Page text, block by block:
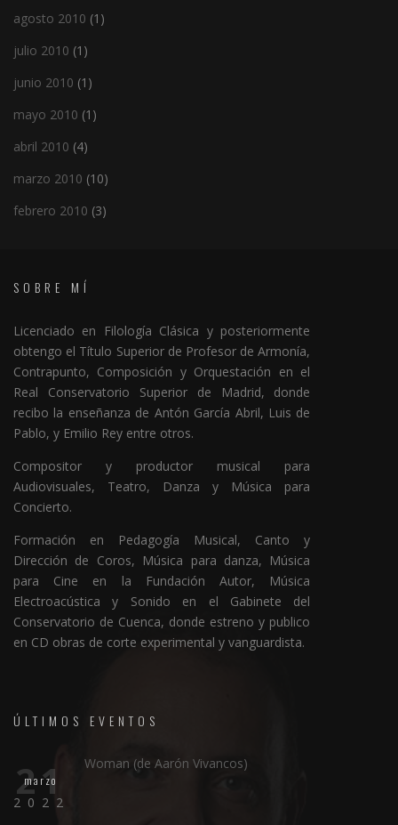
agosto 2010 (1)
julio 2010 (1)
junio 2010 (1)
mayo 2010 (1)
abril 2010 (4)
marzo 2010 (10)
febrero 2010 (3)
SOBRE MÍ
Licenciado en Filología Clásica y posteriormente
obtengo el Título Superior de Profesor de Armonía,
Contrapunto, Composición y Orquestación en el
Real Conservatorio Superior de Madrid, donde
recibo la enseñanza de Antón García Abril, Luis de
Pablo, y Emilio Rey entre otros.
Compositor y productor musical para
Audiovisuales, Teatro, Danza y Música para
Concierto.
Formación en Pedagogía Musical, Canto y
Dirección de Coros, Música para danza, Música
para Cine en la Fundación Autor, Música
Electroacústica y Sonido en el Gabinete del
Conservatorio de Cuenca, donde estreno y publico
en CD obras de corte experimental y vanguardista.
ÚLTIMOS EVENTOS
21
marzo
2022
Woman (de Aarón Vivancos)